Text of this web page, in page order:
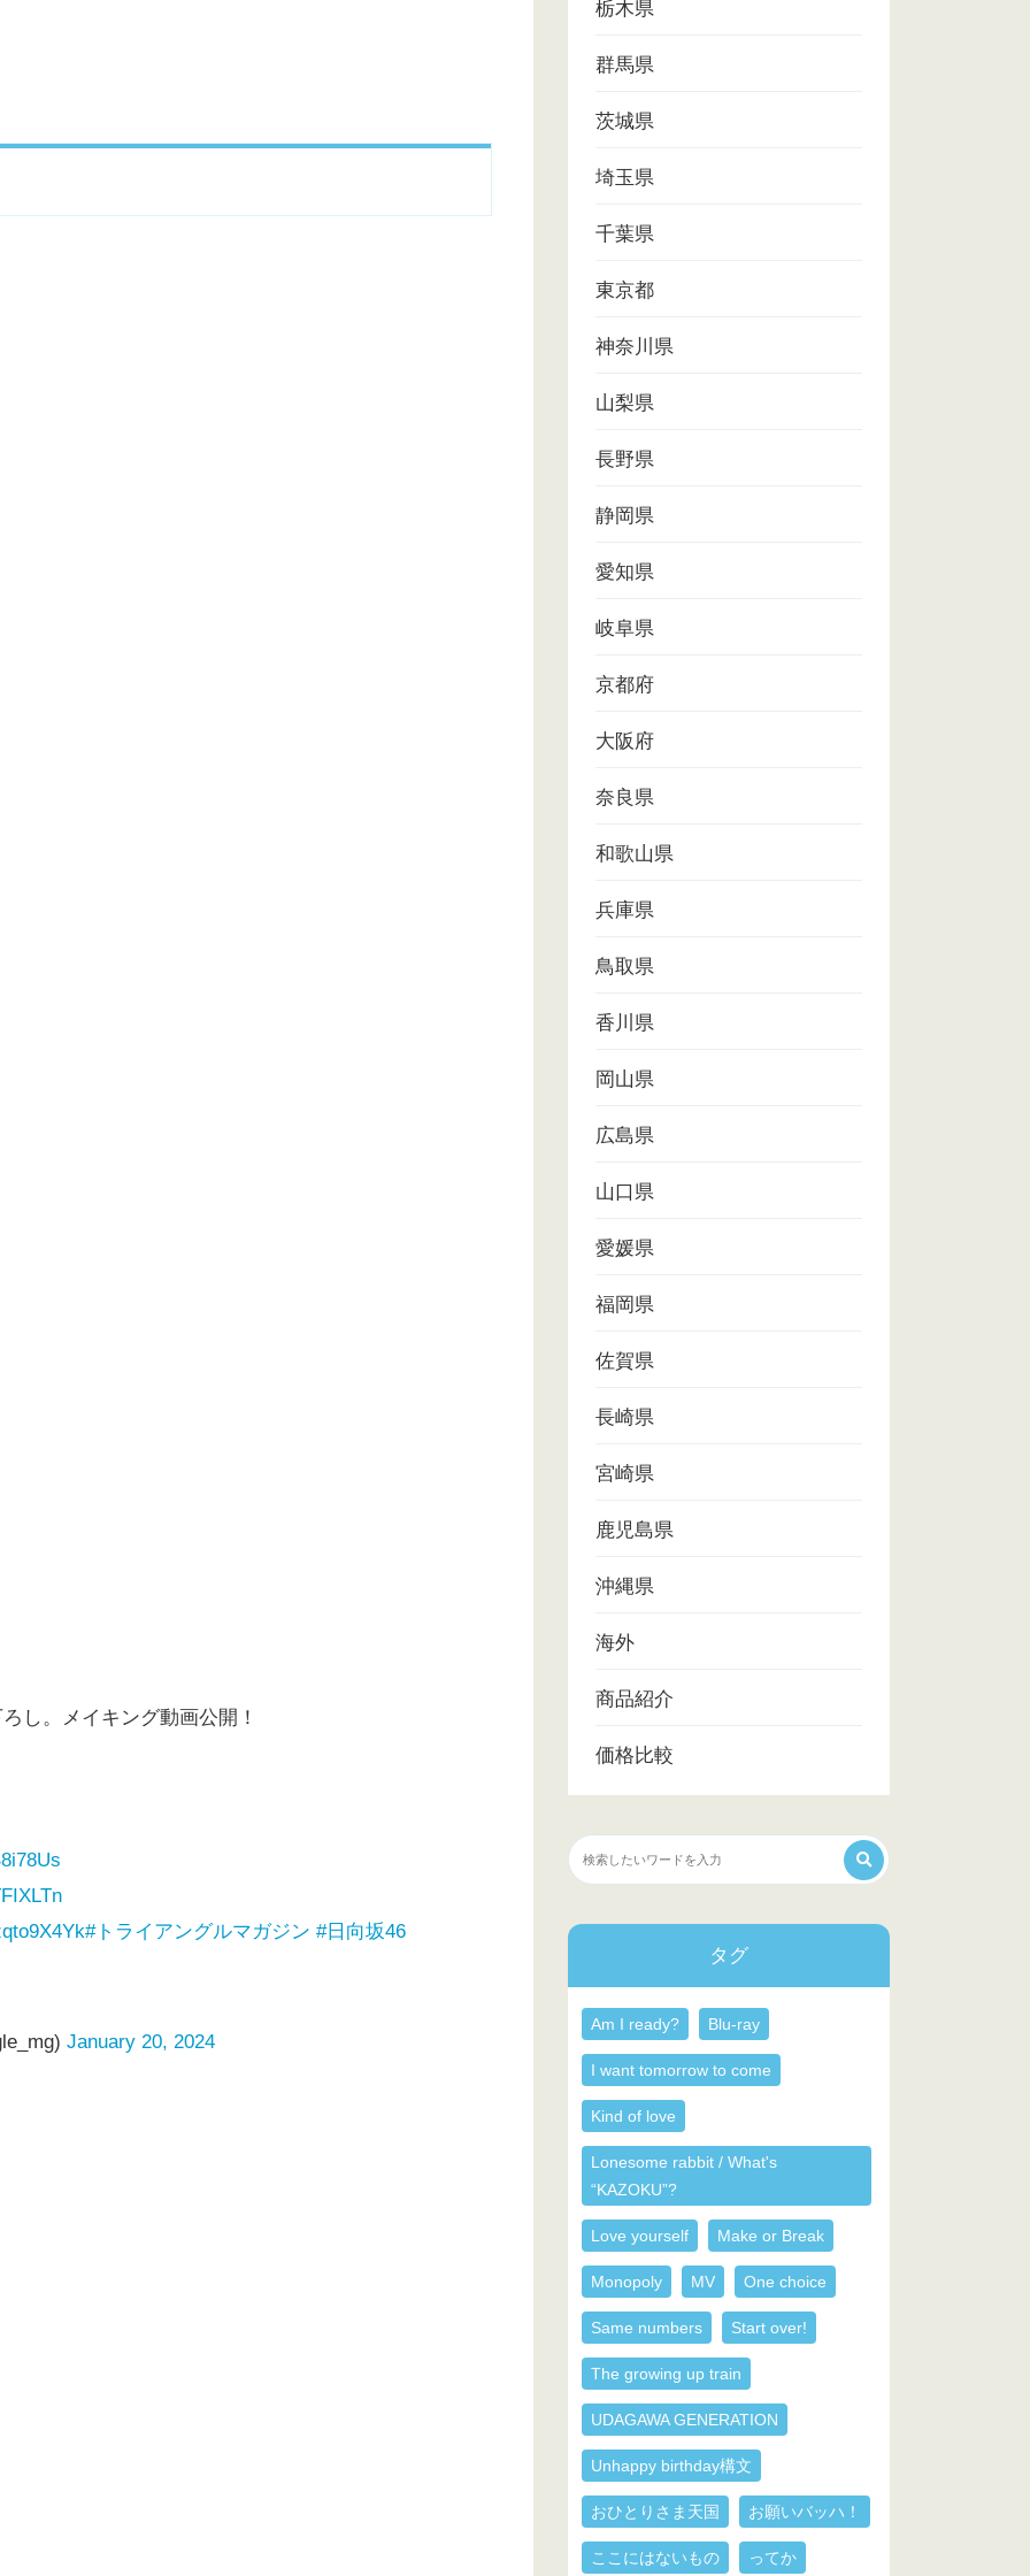
し。メイキング動画公開！
#トライアングルマガジン #日向坂46
January 20, 2024
栃木県
群馬県
茨城県
埼玉県
千葉県
東京都
神奈川県
山梨県
長野県
静岡県
愛知県
岐阜県
京都府
大阪府
奈良県
和歌山県
兵庫県
鳥取県
香川県
岡山県
広島県
山口県
愛媛県
福岡県
佐賀県
長崎県
宮崎県
鹿児島県
沖縄県
海外
商品紹介
価格比較
タグ
Am I ready? Blu-ray
I want tomorrow to come
Kind of love
Lonesome rabbit / What's
“KAZOKU”?
Love yourself Make or Break
Monopoly MV One choice
Same numbers Start over!
The growing up train
UDAGAWA GENERATION
Unhappy birthday構文
おひとりさま天国 お願いバッハ！
ここにはないもの ってか